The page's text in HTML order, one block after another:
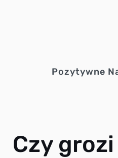
Pozytywne
Czy